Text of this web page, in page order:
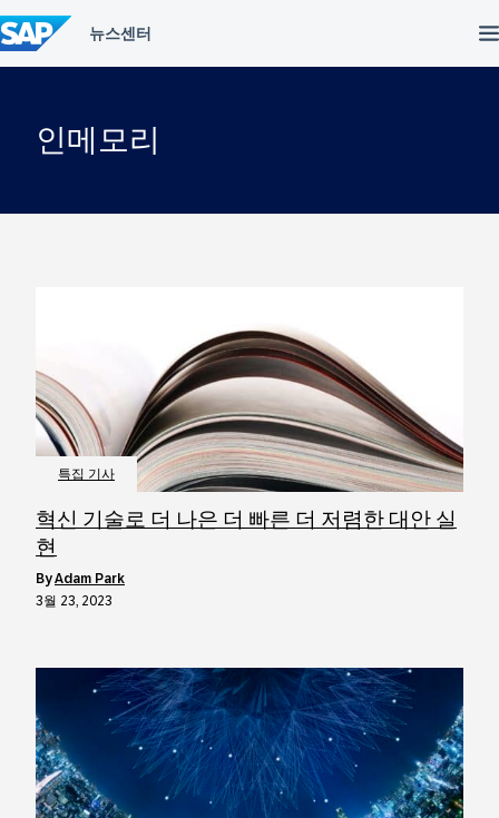
텐
츠
건
인메모리
특집 기사
혁신 기술로 더 나은 더 빠른 더 저렴한 대안 실
현
byAdam Park
3월 23, 2023